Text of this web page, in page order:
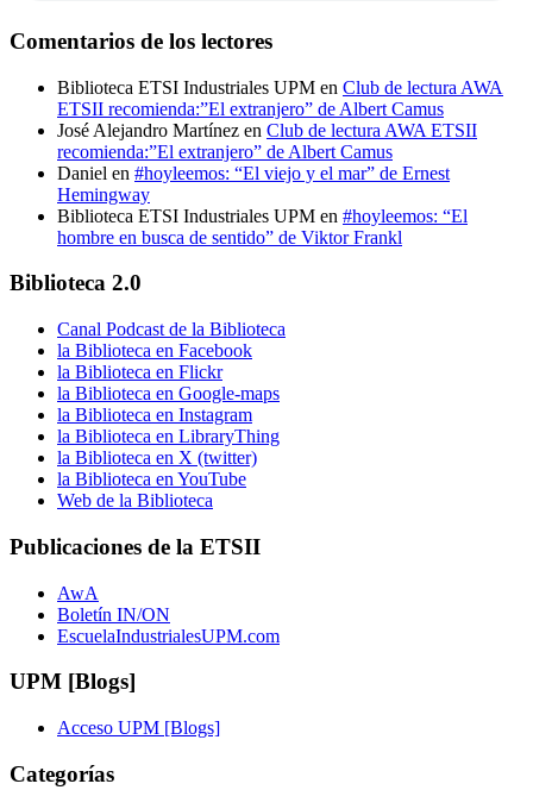
Comentarios de los lectores
Biblioteca ETSI Industriales UPM en Club de lectura AWA
ETSII recomienda:”El extranjero” de Albert Camus
José Alejandro Martínez en Club de lectura AWA ETSII
recomienda:”El extranjero” de Albert Camus
Daniel en #hoyleemos: “El viejo y el mar” de Ernest
Hemingway
Biblioteca ETSI Industriales UPM en #hoyleemos: “El
hombre en busca de sentido” de Viktor Frankl
Biblioteca 2.0
Canal Podcast de la Biblioteca
la Biblioteca en Facebook
la Biblioteca en Flickr
la Biblioteca en Google-maps
la Biblioteca en Instagram
la Biblioteca en LibraryThing
la Biblioteca en X (twitter)
la Biblioteca en YouTube
Web de la Biblioteca
Publicaciones de la ETSII
AwA
Boletín IN/ON
EscuelaIndustrialesUPM.com
UPM [Blogs]
Acceso UPM [Blogs]
Categorías